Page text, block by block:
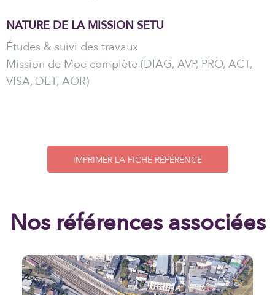
NATURE DE LA MISSION SETU
Études & suivi des travaux
Mission de Moe complète (DIAG, AVP, PRO, ACT,
VISA, DET, AOR)
IMPRIMER LA FICHE RÉFÉRENCE
Nos références associées